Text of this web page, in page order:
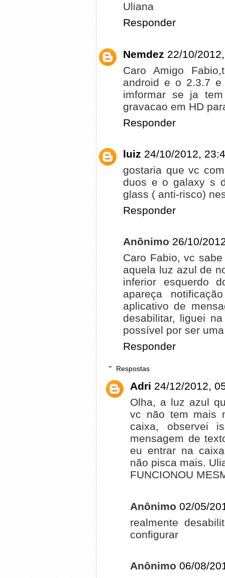
Uliana
Responder
Nemdez 22/10/
Caro Amigo
android e o 2.3.7
imformar se ja
gravacao em HD
Responder
luiz 24/10/2012,
gostaria que vc
duos e o galaxy s
glass ( anti-risco)
Responder
Anônimo 26/10/
Caro Fabio, vc
aquela luz azul de
inferior esquerdo
apareça
aplicativo de
desabilitar, liguei
possível por ser
Responder
Respostas
Adri 24/12/2012,
Olha, a luz azul
vc não tem mais
caixa, observei
mensagem de
eu entrar na
não pisca mais.
FUNCIONOU
Anônimo 02/05/
realmente
configurar
Anônimo 06/08/